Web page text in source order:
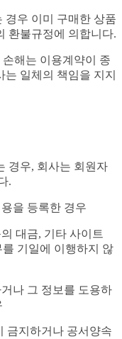
경우 이미 구매한 상품
환불규정에 의합니다.
해는 이용계약이 종
일체의 책임을 지지
경우, 회사는 회원자
.
을 등록한 경우
대금, 기타 사이트
기일에 이행하지 않
나 그 정보를 도용하
금지하거나 공서양속